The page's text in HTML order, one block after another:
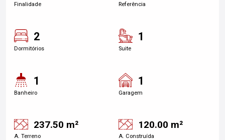
Finalidade Referência
2
Dormitórios
1
Suite
1
Banheiro
1
Garagem
237.50 m²
A. Terreno
120.00 m²
A. Construída